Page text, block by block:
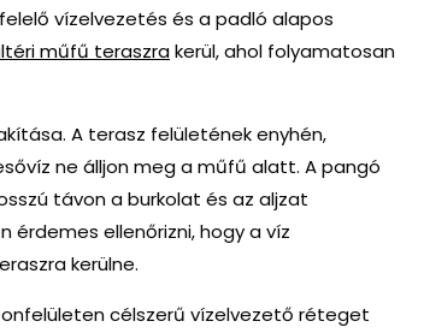
vízelvezetés és a padló alapos
műfű teraszrakerül, ahol folyamatosan
A terasz felületének enyhén,
ne álljon meg a műfű alatt. A pangó
távon a burkolat és az aljzat
érdemes ellenőrizni, hogy a víz
kerülne.
célszerű vízelvezető réteget